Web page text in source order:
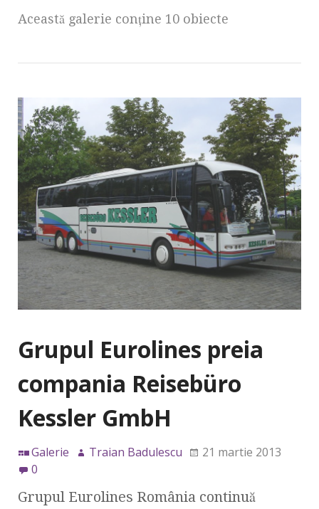
Această galerie conţine 10 obiecte
Grupul Eurolines preia
compania Reisebüro
Kessler GmbH
Galerie Traian Badulescu
21 martie 2013
0
Grupul Eurolines România continuă